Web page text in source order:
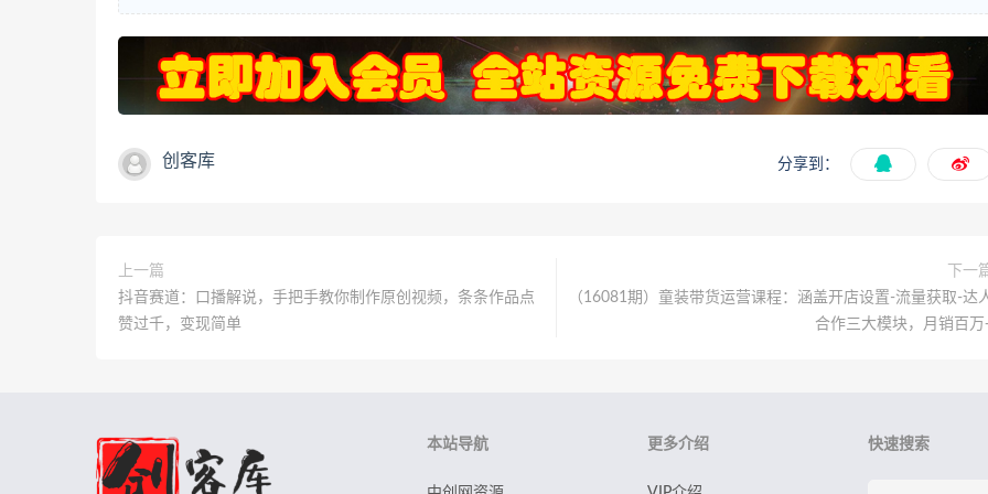
创客库 分享到：
上一篇
抖音赛道：口播解说，手把手教你制作原创视频，条条作品点
赞过千，变现简单
下一
（16081期）童装带货运营课程：涵盖开店设置-流量获取-达
合作三大模块，月销百万
本站导航 更多介绍 快速搜索